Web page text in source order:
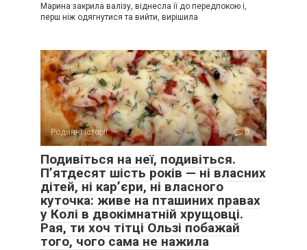
Марина закрила валізу, віднесла її до передпокою і,
перш ніж одягнутися та вийти, вирішила
Родинні історії 0
Подивіться на неї, подивіться.
П’ятдесят шість років — ні власних
дітей, ні кар’єри, ні власного
куточка: живе на пташиних правах
у Колі в двокімнатній хрущовці.
Рая, ти хоч тітці Ользі побажай
того, чого сама не нажила